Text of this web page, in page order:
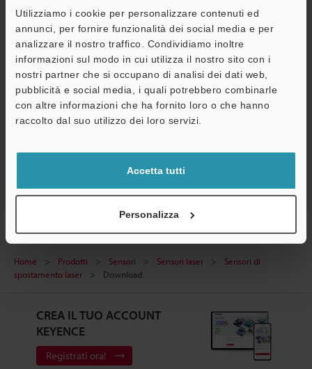
Utilizziamo i cookie per personalizzare contenuti ed
annunci, per fornire funzionalità dei social media e per
analizzare il nostro traffico. Condividiamo inoltre
informazioni sul modo in cui utilizza il nostro sito con i
nostri partner che si occupano di analisi dei dati web,
pubblicità e social media, i quali potrebbero combinarle
con altre informazioni che ha fornito loro o che hanno
raccolto dal suo utilizzo dei loro servizi.
Accetta tutti
Personalizza
Serie LB-1000(W) Manuale di Istruzioni
PDF 698.3KB Inglese
Download
Home Prodotti Sensori Sensori laser
Sensori di
spostamento laser
Download
CREA IL TUO ACCOUNT
KEYENCE
Registrati ora!
Assistenza